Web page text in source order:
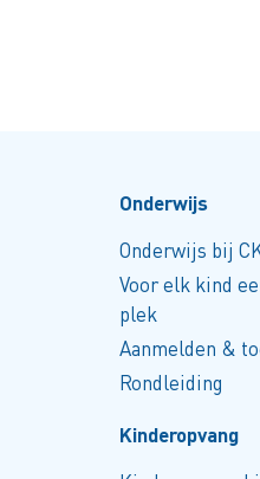
Onderwijs
Onderwijs bij
Voor elk kind
plek
Aanmelden &
Rondleiding
Kinderopvang